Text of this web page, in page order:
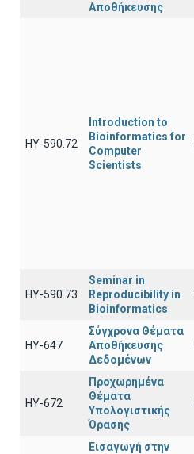
Αποθήκευσης
ΗΥ-590.72
Introduction to
Bioinformatics for
Computer
Scientists
ΗΥ-590.73
Seminar in
Reproducibility in
Bioinformatics
ΗΥ-647
Σύγχρονα Θέματα
Αποθήκευσης
Δεδομένων
HY-672
Προχωρημένα
Θέματα
Υπολογιστικής
Όρασης
Εισαγωγή στην